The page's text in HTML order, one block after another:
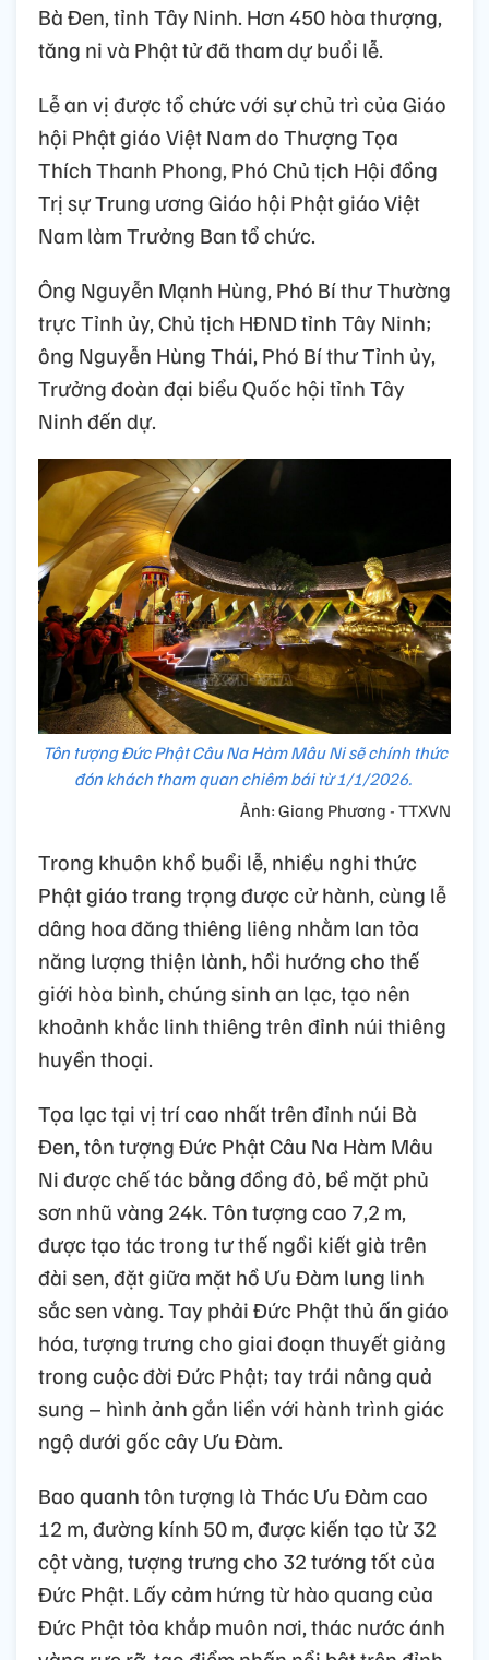
Bà Đen, tỉnh Tây Ninh. Hơn 450 hòa thượng,
tăng ni và Phật tử đã tham dự buổi lễ.
Lễ an vị được tổ chức với sự chủ trì của Giáo
hội Phật giáo Việt Nam do Thượng Tọa
Thích Thanh Phong, Phó Chủ tịch Hội đồng
Trị sự Trung ương Giáo hội Phật giáo Việt
Nam làm Trưởng Ban tổ chức.
Ông Nguyễn Mạnh Hùng, Phó Bí thư Thường
trực Tỉnh ủy, Chủ tịch HĐND tỉnh Tây Ninh;
ông Nguyễn Hùng Thái, Phó Bí thư Tỉnh ủy,
Trưởng đoàn đại biểu Quốc hội tỉnh Tây
Ninh đến dự.
Tôn tượng Đức Phật Câu Na Hàm Mâu Ni sẽ chính thức
đón khách tham quan chiêm bái từ 1/1/2026.
Ảnh: Giang Phương - TTXVN
Trong khuôn khổ buổi lễ, nhiều nghi thức
Phật giáo trang trọng được cử hành, cùng lễ
dâng hoa đăng thiêng liêng nhằm lan tỏa
năng lượng thiện lành, hồi hướng cho thế
giới hòa bình, chúng sinh an lạc, tạo nên
khoảnh khắc linh thiêng trên đỉnh núi thiêng
huyền thoại.
Tọa lạc tại vị trí cao nhất trên đỉnh núi Bà
Đen, tôn tượng Đức Phật Câu Na Hàm Mâu
Ni được chế tác bằng đồng đỏ, bề mặt phủ
sơn nhũ vàng 24k. Tôn tượng cao 7,2 m,
được tạo tác trong tư thế ngồi kiết già trên
đài sen, đặt giữa mặt hồ Ưu Đàm lung linh
sắc sen vàng. Tay phải Đức Phật thủ ấn giáo
hóa, tượng trưng cho giai đoạn thuyết giảng
trong cuộc đời Đức Phật; tay trái nâng quả
sung – hình ảnh gắn liền với hành trình giác
ngộ dưới gốc cây Ưu Đàm.
Bao quanh tôn tượng là Thác Ưu Đàm cao
12 m, đường kính 50 m, được kiến tạo từ 32
cột vàng, tượng trưng cho 32 tướng tốt của
Đức Phật. Lấy cảm hứng từ hào quang của
Đức Phật tỏa khắp muôn nơi, thác nước ánh